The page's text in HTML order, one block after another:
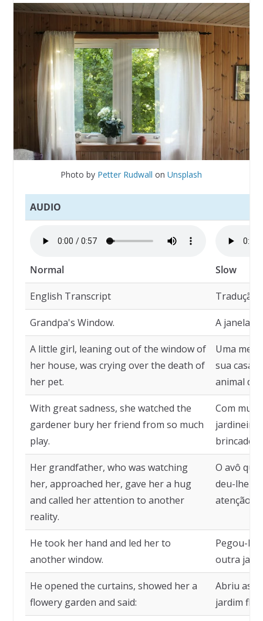
Photo by Petter Rudwall onUnsplash
AUDIO
Normal Slow
English Transcript Tradução
Grandpa's Window. A janela
A little girl, leaning out of the window of
her house, was crying over the death of
her pet.
Uma
sua casa
animal de
With great sadness, she watched the
gardener bury her friend from so much
play.
Com
jardineiro
Her grandfather, who was watching
her, approached her, gave her a hug
and called her attention to another
reality.
O avô
deu-lhe
atenção
He took her hand and led her to
another window.
Pegou-
outra
He opened the curtains, showed her a
flowery garden and said:
Abriu as
jardim